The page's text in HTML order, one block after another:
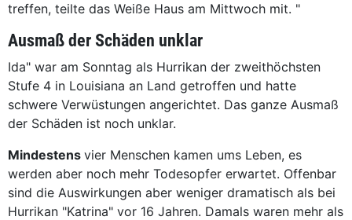
treffen, teilte das Weiße Haus am Mittwoch mit. "
Ausmaß der Schäden unklar
Ida" war am Sonntag als Hurrikan der zweithöchsten
Stufe 4 in Louisiana an Land getroffen und hatte
schwere Verwüstungen angerichtet. Das ganze Ausmaß
der Schäden ist noch unklar.
Mindestens vier Menschen kamen ums Leben, es
werden aber noch mehr Todesopfer erwartet. Offenbar
sind die Auswirkungen aber weniger dramatisch als bei
Hurrikan "Katrina" vor 16 Jahren. Damals waren mehr als